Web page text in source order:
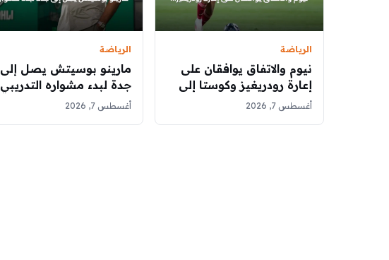
الرياضة
نيوم والاتفاق يوافقان على
إعارة رودريغيز وكوستا إلى
كروزيرو
أغسطس 7, 2026
الرياضة
مارينو بوسيتش يصل إلى
جدة لبدء مشواره التدريبي
مع الأهلي
أغسطس 7, 2026